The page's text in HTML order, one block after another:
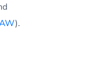
).